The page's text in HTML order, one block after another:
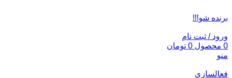
برنده شو!!!
ورود / ثبت نام
0 محصول 0 تومان
منو
فعالسازی